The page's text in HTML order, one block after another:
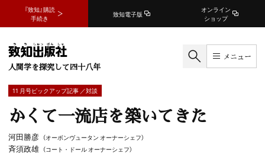
『致知』購読
手続き
致知電子版
オンライン
ショップ
人間学を探究して四十八年
メニュー
11 月号ピックアップ記事 ／対談
かくて一流店を築いてきた
河田勝彦 （オーボンヴュータン オーナーシェフ）
斉須政雄 （コート・ドール オーナーシェフ）